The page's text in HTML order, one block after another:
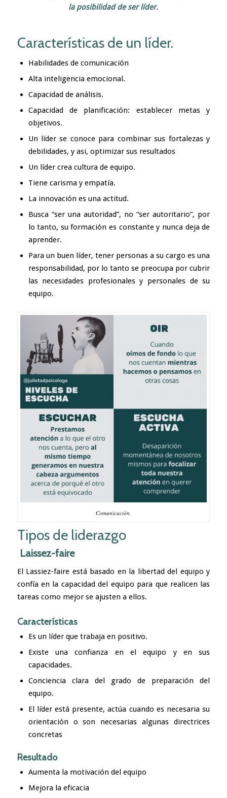
la posibilidad de ser líder.
Características de un líder.
Habilidades de comunicación
Alta inteligencia emocional.
Capacidad de análisis.
Capacidad de planificación: establecer metas y
objetivos.
Un líder se conoce para combinar sus fortalezas y
debilidades, y asi, optimizar sus resultados
Un líder crea cultura de equipo.
Tiene carisma y empatía.
La innovación es una actitud.
Busca “ser una autoridad”, no “ser autoritario”, por
lo tanto, su formación es constante y nunca deja de
aprender.
Para un buen líder, tener personas a su cargo es una
responsabilidad, por lo tanto se preocupa por cubrir
las necesidades profesionales y personales de su
equipo.
Comunicación.
Tipos de liderazgo
Laissez-faire
El Lassiez-faire está basado en la libertad del equipo y
confía en la capacidad del equipo para que realicen las
tareas como mejor se ajusten a ellos.
Características
Es un líder que trabaja en positivo.
Existe una confianza en el equipo y en sus
capacidades.
Conciencia clara del grado de preparación del
equipo.
El líder está presente, actúa cuando es necesaria su
orientación o son necesarias algunas directrices
concretas
Resultado
Aumenta la motivación del equipo
Mejora la eficacia